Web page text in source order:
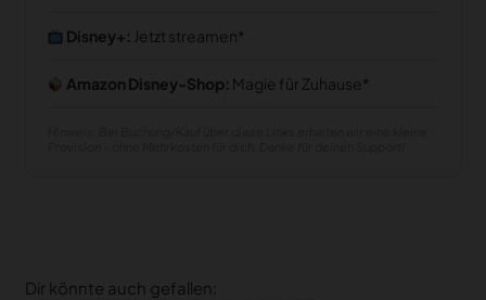
Disney+: Jetzt streamen
Amazon Disney-Shop: Magie für Zuhause
Dir könnte auch gefallen: